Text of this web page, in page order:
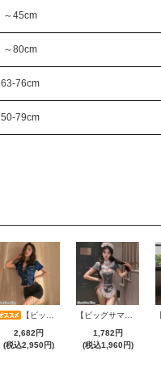
～45cm
～80cm
63-76cm
50-79cm
【ビッグサマーセール対象品】セクシーコスプレ(SEXYCOSPLAY) 2775
2,682円
(税込2,950円)
1,782円
(税込1,960円)